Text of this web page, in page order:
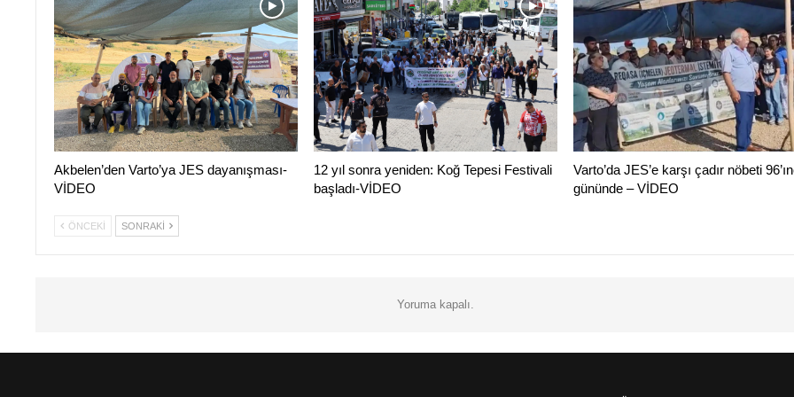
Akbelen’den Varto’ya JES dayanışması-
VİDEO
12 yıl sonra yeniden: Koğ Tepesi Festivali
başladı-VİDEO
Varto’da JES’e karşı çadır nöbeti
gününde – VİDEO
ÖNCEKI SONRAKI
Yoruma kapalı.